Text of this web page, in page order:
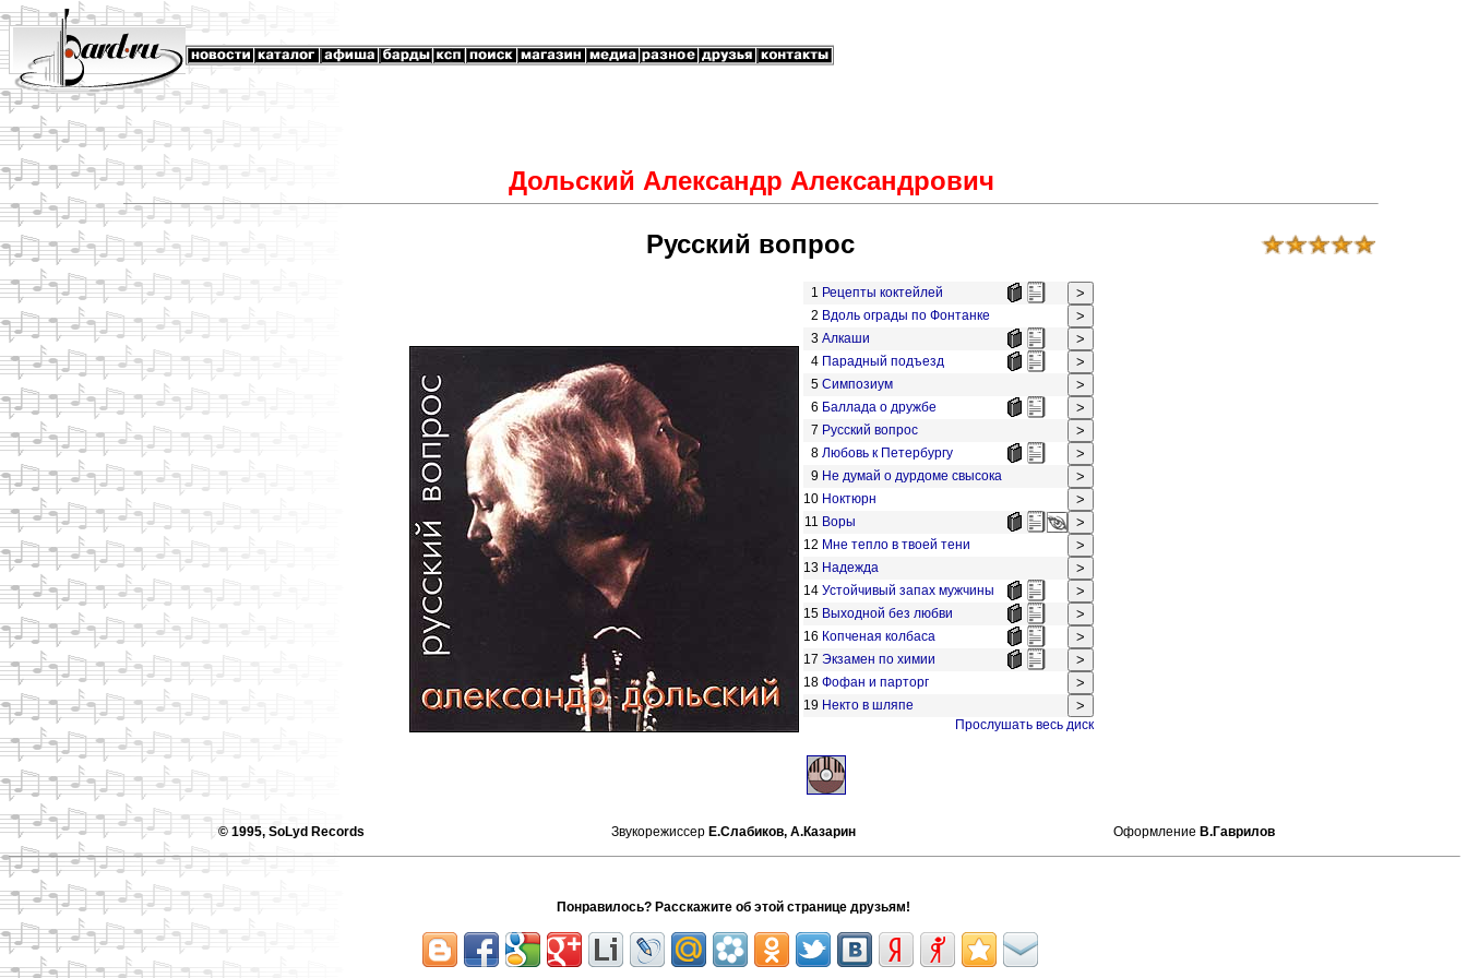
Дольский Александр Александрович
Русский вопрос
1 Рецепты коктейлей
2 Вдоль ограды по Фонтанке
3 Алкаши
4 Парадный подъезд
5 Симпозиум
6 Баллада о дружбе
7 Русский вопрос
8 Любовь к Петербургу
9 Не думай о дурдоме свысока
10 Ноктюрн
11 Воры
12 Мне тепло в твоей тени
13 Надежда
14 Устойчивый запах мужчины
15 Выходной без любви
16 Копченая колбаса
17 Экзамен по химии
18 Фофан и парторг
19 Некто в шляпе
Прослушать весь диск
© 1995, SoLyd Records Звукорежиссер Е.Слабиков, А.Казарин Оформление В.Гаврилов
Понравилось? Расскажите об этой странице друзьям!